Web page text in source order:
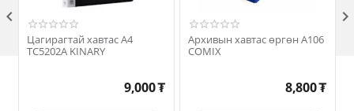
Цагирагтай хавтас A4
TC5202A KINARY
9,000₮
Архивын хавтас өргөн A106
COMIX
8,800₮
 